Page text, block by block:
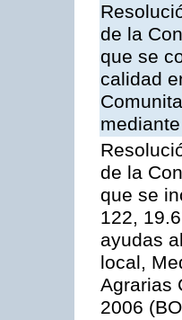
de la
que se
calidad
de la
que se
122,
ayudas
local,
Agrarias
2006